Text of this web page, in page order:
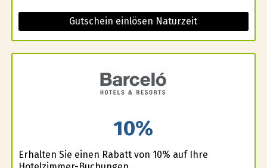
Gutschein einlösen Naturzeit
10%
Erhalten Sie einen Rabatt von 10% auf Ihre